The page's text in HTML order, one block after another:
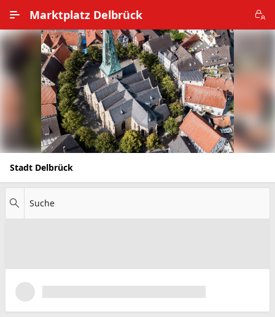
Marktplatz Delbrück
Alle Ortsteile
Impressum
Nutzungsbedingungen
Datenschutz
Stadt Delbrück
Suche